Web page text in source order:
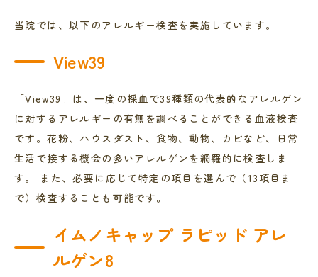
当院では、以下のアレルギー検査を実施しています。
View39
「View39」は、一度の採血で39種類の代表的なアレルゲン
に対するアレルギーの有無を調べることができる血液検査
です。花粉、ハウスダスト、食物、動物、カビなど、日常
生活で接する機会の多いアレルゲンを網羅的に検査しま
す。 また、必要に応じて特定の項目を選んで（13項目ま
で）検査することも可能です。
イムノキャップ ラピッド アレ
ルゲン8